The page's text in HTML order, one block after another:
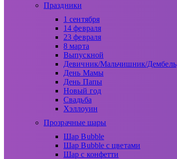
Праздники
1 сентября
14 февраля
23 февраля
8 марта
Выпускной
Девичник/Мальчишник/Дембель
День Мамы
День Папы
Новый год
Свадьба
Хэллоуин
Прозрачные шары
Шар Bubble
Шар Bubble с цветами
Шар с конфетти